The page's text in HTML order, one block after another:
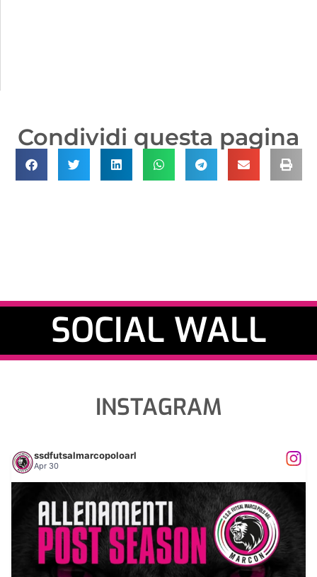
Condividi questa pagina
SOCIAL WALL
INSTAGRAM
ssdfutsalmarcopoloarl
Apr 30
𝐀𝐋𝐋𝐄𝐍𝐀𝐌𝐄𝐍𝐓𝐈 𝐏𝐎𝐒𝐓 𝐒𝐄𝐀𝐒𝐎𝐍
0